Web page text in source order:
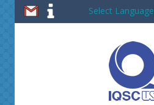
Select Language